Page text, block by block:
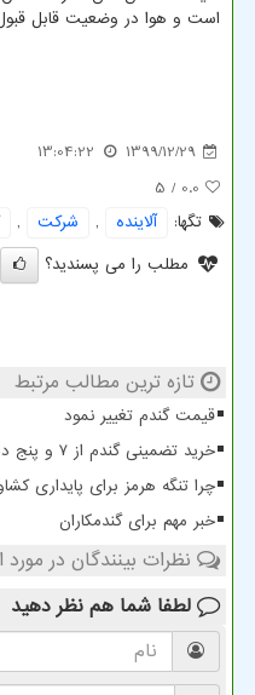
است و هوا در وضعیت قابل قبول
1399/12/29
13:04:22
0.0
/ 5
تگها:
آلاینده , شركت ,
مطلب را می پسندید؟
تازه ترین مطالب مرتبط
قیمت گندم تغییر نمود
خرید تضمینی گندم از ۷ و پنج دهم میلیون تن گذشت
چرا تنگه هرمز برای پایداری
خبر مهم برای گندمکاران
نظرات بینندگان در
لطفا شما هم نظر دهید